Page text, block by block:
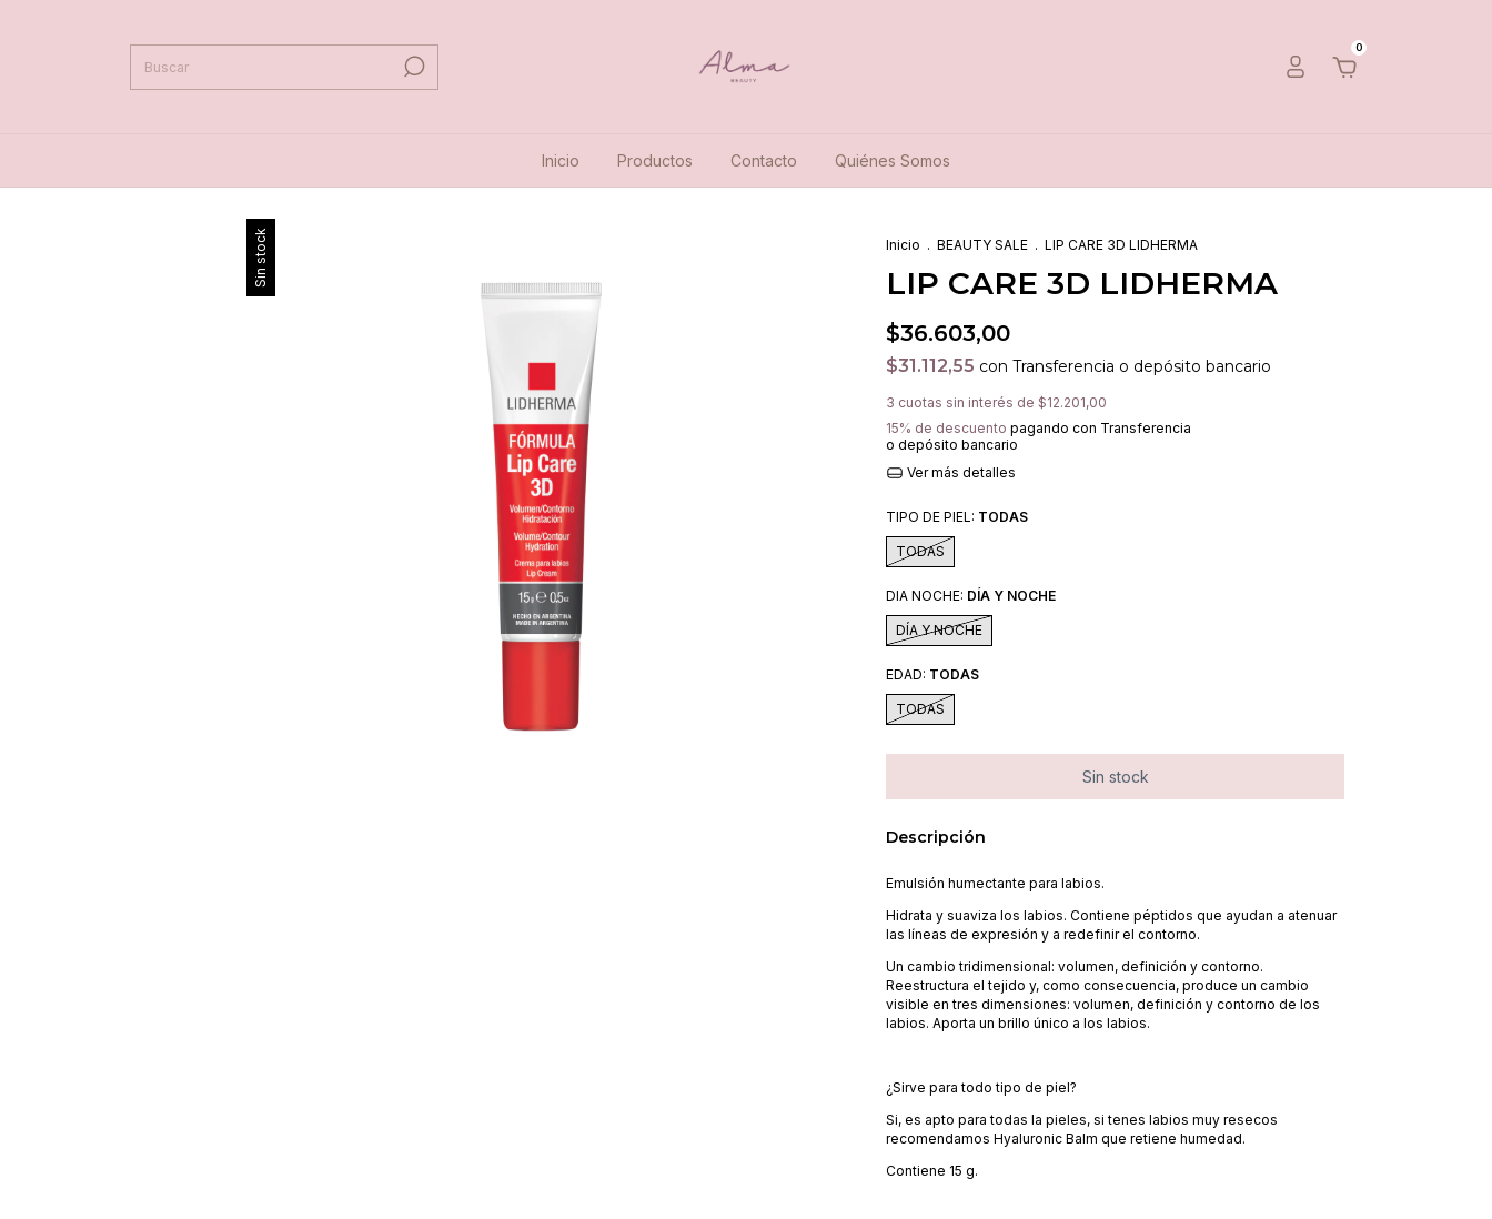
0
Inicio Productos Contacto Quiénes Somos
Sin stock Inicio . BEAUTY SALE . LIP CARE 3D LIDHERMA
LIP CARE 3D LIDHERMA
$36.603,00
$31.112,55 con Transferencia o depósito bancario
3 cuotas sin interés de $12.201,00
15% de descuento pagando con Transferencia
o depósito bancario
Ver más detalles
TIPO DE PIEL: TODAS
TODAS
DIA NOCHE: DÍA Y NOCHE
DÍA Y NOCHE
EDAD: TODAS
TODAS
Descripción
Emulsión humectante para labios.
Hidrata y suaviza los labios. Contiene péptidos que ayudan a atenuar
las líneas de expresión y a redefinir el contorno.
Un cambio tridimensional: volumen, definición y contorno.
Reestructura el tejido y, como consecuencia, produce un cambio
visible en tres dimensiones: volumen, definición y contorno de los
labios. Aporta un brillo único a los labios.
¿Sirve para todo tipo de piel?
Si, es apto para todas la pieles, si tenes labios muy resecos
recomendamos Hyaluronic Balm que retiene humedad.
Contiene 15 g.